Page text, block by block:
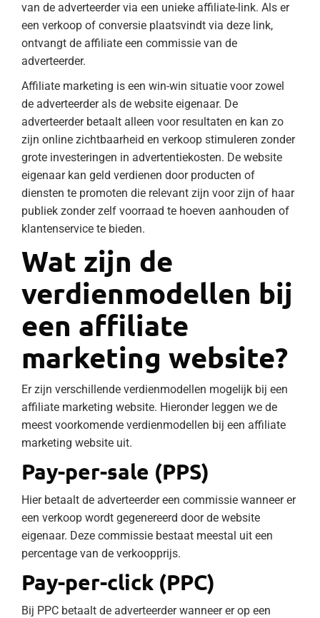
van de adverteerder via een unieke affiliate-link. Als er
een verkoop of conversie plaatsvindt via deze link,
ontvangt de affiliate een commissie van de
adverteerder.
Affiliate marketing is een win-win situatie voor zowel
de adverteerder als de website eigenaar. De
adverteerder betaalt alleen voor resultaten en kan zo
zijn online zichtbaarheid en verkoop stimuleren zonder
grote investeringen in advertentiekosten. De website
eigenaar kan geld verdienen door producten of
diensten te promoten die relevant zijn voor zijn of haar
publiek zonder zelf voorraad te hoeven aanhouden of
klantenservice te bieden.
Wat zijn de
verdienmodellen bij
een affiliate
marketing website?
Er zijn verschillende verdienmodellen mogelijk bij een
affiliate marketing website. Hieronder leggen we de
meest voorkomende verdienmodellen bij een affiliate
marketing website uit.
Pay-per-sale (PPS)
Hier betaalt de adverteerder een commissie wanneer er
een verkoop wordt gegenereerd door de website
eigenaar. Deze commissie bestaat meestal uit een
percentage van de verkoopprijs.
Pay-per-click (PPC)
Bij PPC betaalt de adverteerder wanneer er op een